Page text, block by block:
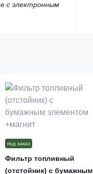
с электронным
под заказ
Фильтр топливный
(отстойник) с бумажным